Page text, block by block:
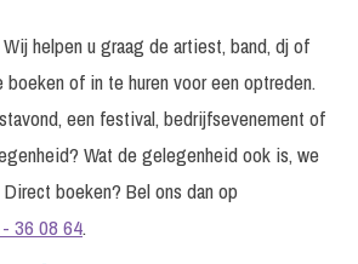
helpen u graag de artiest, band, dj of
of in te huren voor een optreden.
een festival, bedrijfsevenement of
Wat de gelegenheid ook is, we
boeken? Bel ons dan op
36 08 64.